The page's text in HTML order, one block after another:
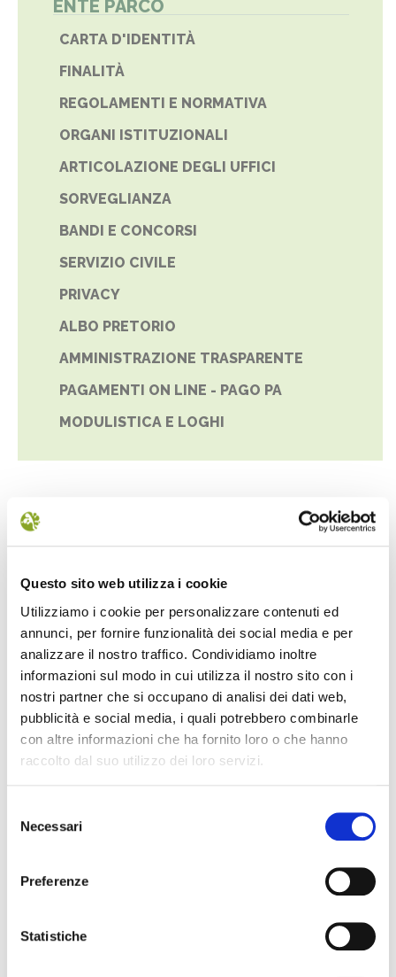
Questo sito web utilizza i cookie
Utilizziamo i cookie per personalizzare contenuti ed
annunci, per fornire funzionalità dei social media e per
analizzare il nostro traffico. Condividiamo inoltre
informazioni sul modo in cui utilizza il nostro sito con i
nostri partner che si occupano di analisi dei dati web,
pubblicità e social media, i quali potrebbero combinarle
con altre informazioni che ha fornito loro o che hanno
raccolto dal suo utilizzo dei loro servizi.
delNecessari
Preferenze
Statistiche
ENTE PARCO
CARTA D'IDENTITÀ
FINALITÀ
REGOLAMENTI E NORMATIVA
ORGANI ISTITUZIONALI
ARTICOLAZIONE DEGLI UFFICI
SORVEGLIANZA
BANDI E CONCORSI
SERVIZIO CIVILE
PRIVACY
ALBO PRETORIO
AMMINISTRAZIONE TRASPARENTE
PAGAMENTI ON LINE - PAGO PA
MODULISTICA E LOGHI
NEWS
UN FESTIVAL DIFFUSOper
vallePASSI NEL BUIO: NELLA "VALLE
Dall’11 al 19
Guide
Penna di